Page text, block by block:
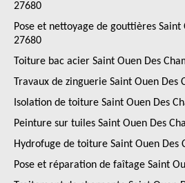
27680
Pose et nettoyage de gouttières Saint
27680
Toiture bac acier Saint Ouen Des
Travaux de zinguerie Saint Ouen Des
Isolation de toiture Saint Ouen Des
Peinture sur tuiles Saint Ouen Des
Hydrofuge de toiture Saint Ouen Des
Pose et réparation de faîtage Saint